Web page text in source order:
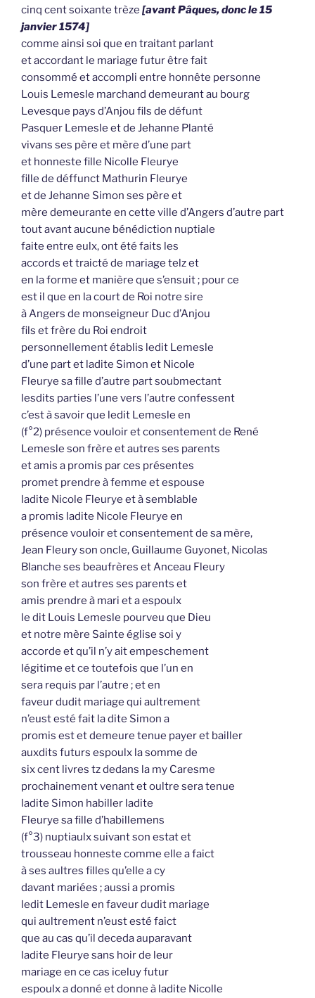
cinq cent soixante trèze [avant Pâques, donc le 15
janvier 1574]
comme ainsi soi que en traitant parlant
et accordant le mariage futur être fait
consommé et accompli entre honnête personne
Louis Lemesle marchand demeurant au bourg
Levesque pays d’Anjou fils de défunt
Pasquer Lemesle et de Jehanne Planté
vivans ses père et mère d’une part
et honneste fille Nicolle Fleurye
fille de déffunct Mathurin Fleurye
et de Jehanne Simon ses père et
mère demeurante en cette ville d’Angers d’autre part
tout avant aucune bénédiction nuptiale
faite entre eulx, ont été faits les
accords et traicté de mariage telz et
en la forme et manière que s’ensuit ; pour ce
est il que en la court de Roi notre sire
à Angers de monseigneur Duc d’Anjou
fils et frère du Roi endroit
personnellement établis ledit Lemesle
d’une part et ladite Simon et Nicole
Fleurye sa fille d’autre part soubmectant
lesdits parties l’une vers l’autre confessent
c’est à savoir que ledit Lemesle en
(f°2) présence vouloir et consentement de René
Lemesle son frère et autres ses parents
et amis a promis par ces présentes
promet prendre à femme et espouse
ladite Nicole Fleurye et à semblable
a promis ladite Nicole Fleurye en
présence vouloir et consentement de sa mère,
Jean Fleury son oncle, Guillaume Guyonet, Nicolas
Blanche ses beaufrères et Anceau Fleury
son frère et autres ses parents et
amis prendre à mari et a espoulx
le dit Louis Lemesle pourveu que Dieu
et notre mère Sainte église soi y
accorde et qu’il n’y ait empeschement
légitime et ce toutefois que l’un en
sera requis par l’autre ; et en
faveur dudit mariage qui aultrement
n’eust esté fait la dite Simon a
promis est et demeure tenue payer et bailler
auxdits futurs espoulx la somme de
six cent livres tz dedans la my Caresme
prochainement venant et oultre sera tenue
ladite Simon habiller ladite
Fleurye sa fille d’habillemens
(f°3) nuptiaulx suivant son estat et
trousseau honneste comme elle a faict
à ses aultres filles qu’elle a cy
davant mariées ; aussi a promis
ledit Lemesle en faveur dudit mariage
qui aultrement n’eust esté faict
que au cas qu’il deceda auparavant
ladite Fleurye sans hoir de leur
mariage en ce cas iceluy futur
espoulx a donné et donne à ladite Nicolle